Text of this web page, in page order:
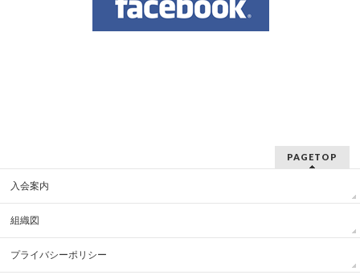
PAGETOP
入会案内
組織図
プライバシーポリシー